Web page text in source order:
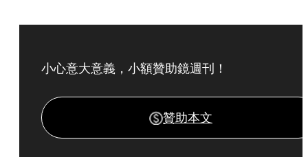
小心意大意義，小額贊助鏡週刊！
贊助本文